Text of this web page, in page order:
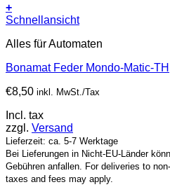
+
Schnellansicht
Alles für Automaten
Bonamat Feder Mondo-Matic-TH
€8,50 inkl. MwSt./Tax
Incl. tax
zzgl. Versand
Lieferzeit: ca. 5-7 Werktage
Bei Lieferungen in Nicht-EU-Länder
Gebühren anfallen. For deliveries to
taxes and fees may apply.